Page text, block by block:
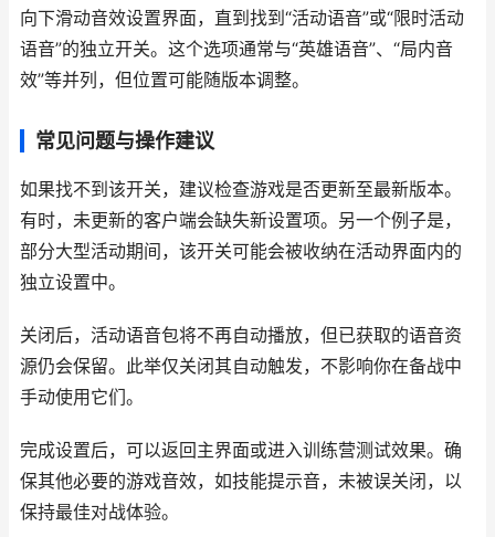
向下滑动音效设置界面，直到找到“活动语音”或“限时活动
语音”的独立开关。这个选项通常与“英雄语音”、“局内音
效”等并列，但位置可能随版本调整。
常见问题与操作建议
如果找不到该开关，建议检查游戏是否更新至最新版本。
有时，未更新的客户端会缺失新设置项。另一个例子是，
部分大型活动期间，该开关可能会被收纳在活动界面内的
独立设置中。
关闭后，活动语音包将不再自动播放，但已获取的语音资
源仍会保留。此举仅关闭其自动触发，不影响你在备战中
手动使用它们。
完成设置后，可以返回主界面或进入训练营测试效果。确
保其他必要的游戏音效，如技能提示音，未被误关闭，以
保持最佳对战体验。